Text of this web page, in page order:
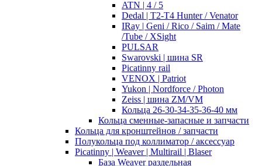
ATN | 4 / 5
Dedal | T2-T4 Hunter / Venator
IRay | Geni / Rico / Saim / Mate
/Tube / XSight
PULSAR
Swarovski | шина SR
Picatinny rail
VENOX | Patriot
Yukon | Nordforce / Photon
Zeiss | шина ZM/VM
Кольца 26-30-34-35-36-40 мм
Кольца сменные-запасные и запчасти
Кольца для кронштейнов / запчасти
Полукольца под коллиматор / аксессуар
Picatinny | Weaver | Multirail | Blaser
База Weaver раздельная